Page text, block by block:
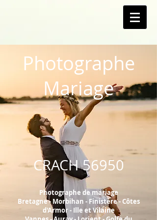
Photographe
Mariage
CRACH56950
Photographe de mariage
Bretagne - Morbihan - Finistère - Côtes
d'Armor - Ille et Vilaine